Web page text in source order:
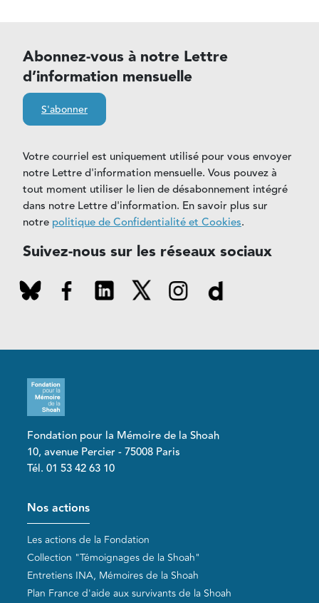
Abonnez-vous à notre Lettre
d’information mensuelle
S'abonner
Votre courriel est uniquement utilisé pour vous envoyer
notre Lettre d'information mensuelle. Vous pouvez à
tout moment utiliser le lien de désabonnement intégré
dans notre Lettre d'information. En savoir plus sur
notre politique de Confidentialité et Cookies.
Suivez-nous sur les réseaux sociaux
Fondation pour la Mémoire de la Shoah
10, avenue Percier - 75008 Paris
Tél. 01 53 42 63 10
Pied de page
Nos actions
Les actions de la Fondation
Collection "Témoignages de la Shoah"
Entretiens INA, Mémoires de la Shoah
Plan France d'aide aux survivants de la Shoah